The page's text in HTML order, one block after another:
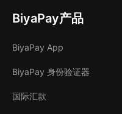
BiyaPay产品
BiyaPay App
BiyaPay 身份验证器
国际汇款